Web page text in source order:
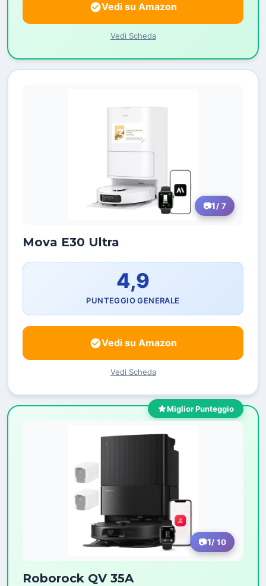
Vedi su Amazon
Vedi Scheda
1/ 7
Mova E30 Ultra
4,9
PUNTEGGIO GENERALE
Vedi su Amazon
Vedi Scheda
Miglior Punteggio
1/ 10
Roborock QV 35A